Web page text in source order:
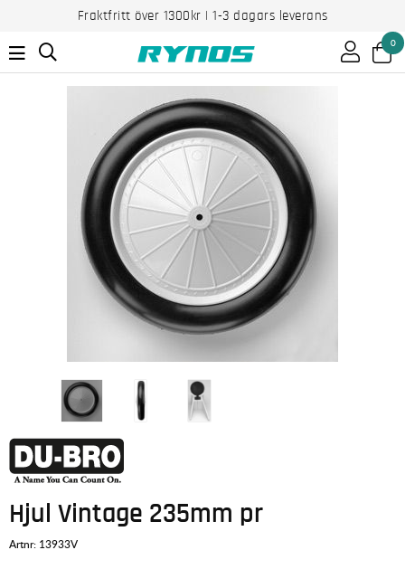
Fraktfritt över 1300kr | 1-3 dagars leverans
0
Hjul Vintage 235mm pr
Artnr: 13933V